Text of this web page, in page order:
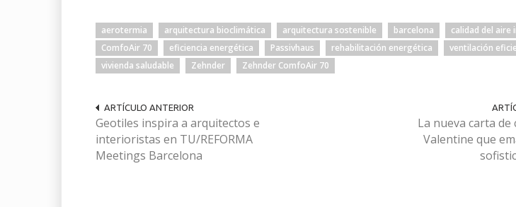
aerotermia arquitectura bioclimática arquitectura sostenible barcelona
calidad del aire
ComfoAir 70
eficiencia energética Passivhaus rehabilitación energética
ventilación
vivienda saludable
Zehnder Zehnder ComfoAir 70
ARTÍCULO ANTERIOR
Geotiles inspira a arquitectos e
interioristas en TU/REFORMA
Meetings Barcelona
La nueva carta de
Valentine que